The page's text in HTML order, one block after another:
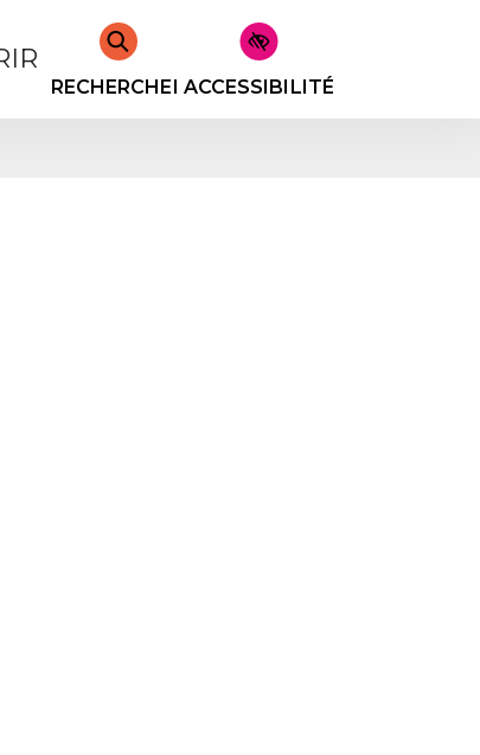
RECHERCHERACCESSIBILITÉ